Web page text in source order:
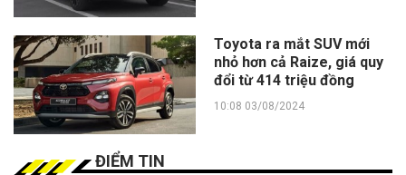
Toyota ra mắt SUV mới
nhỏ hơn cả Raize, giá quy
đổi từ 414 triệu đồng
10:08 03/08/2024
ĐIỂM TIN